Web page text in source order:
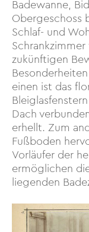
Badewanne,
Obergeschoss
Schlaf- und
zukünftigen
einen ist das
Dach
erhellt. Zum
Fußboden
Vorläufer der
ermöglichen
liegenden